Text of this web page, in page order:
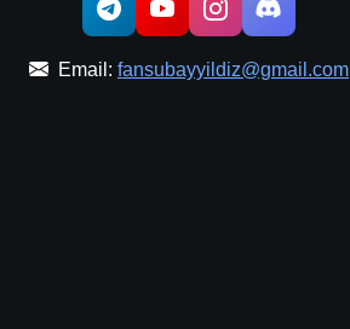
Email: fansubayyildiz@gmail.com